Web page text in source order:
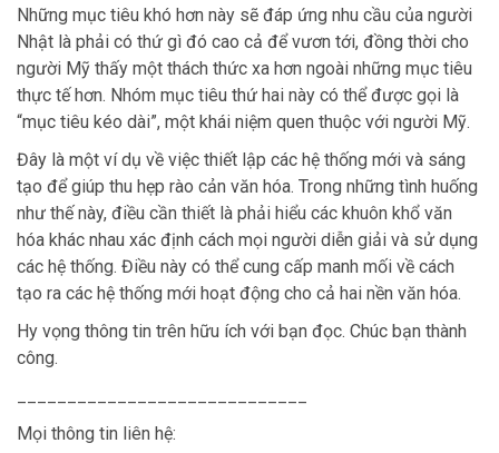
Những mục tiêu khó hơn này sẽ đáp ứng nhu cầu của người
Nhật là phải có thứ gì đó cao cả để vươn tới, đồng thời cho
người Mỹ thấy một thách thức xa hơn ngoài những mục tiêu
thực tế hơn. Nhóm mục tiêu thứ hai này có thể được gọi là
“mục tiêu kéo dài”, một khái niệm quen thuộc với người Mỹ.
Đây là một ví dụ về việc thiết lập các hệ thống mới và sáng
tạo để giúp thu hẹp rào cản văn hóa. Trong những tình huống
như thế này, điều cần thiết là phải hiểu các khuôn khổ văn
hóa khác nhau xác định cách mọi người diễn giải và sử dụng
các hệ thống. Điều này có thể cung cấp manh mối về cách
tạo ra các hệ thống mới hoạt động cho cả hai nền văn hóa.
Hy vọng thông tin trên hữu ích với bạn đọc. Chúc bạn thành
công.
Mọi thông tin liên hệ: